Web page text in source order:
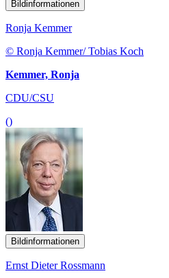
Bildinformationen
Ronja Kemmer
© Ronja Kemmer/ Tobias Koch
Kemmer, Ronja
CDU/CSU
()
Bildinformationen
Ernst Dieter Rossmann